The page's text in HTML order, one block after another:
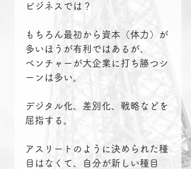
ビジネスでは？
もちろん最初から資本（体力）が
多いほうが有利ではあるが、
ベンチャーが大企業に打ち勝つシ
ーンは多い。
デジタル化、差別化、戦略などを
屈指する。
アスリートのように決められた種
目はなくて、自分が新しい種目